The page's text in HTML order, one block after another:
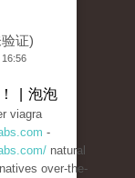
证)
| 泡泡
viagra
-
natural
over-the-